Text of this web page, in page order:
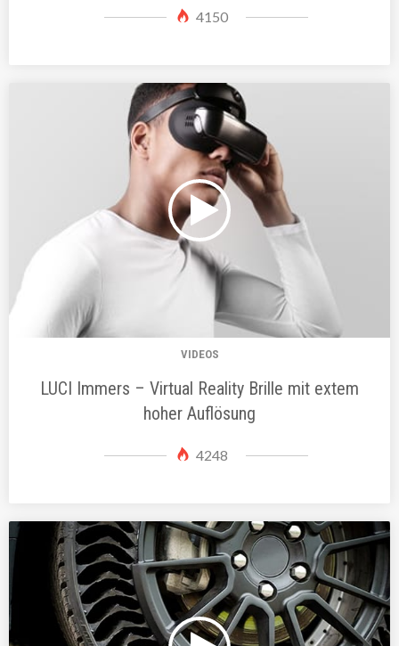
4150
VIDEOS
LUCI Immers – Virtual Reality Brille mit extem
hoher Auflösung
4248